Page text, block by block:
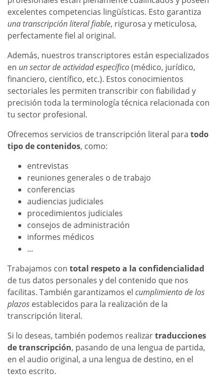
excelentes competencias lingüísticas. Esto garantiza
una transcripción literal fiable, rigurosa y meticulosa,
perfectamente fiel al original.
Además, nuestros transcriptores están especializados
en un sector de actividad específico(médico, jurídico,
financiero, científico, etc.). Estos conocimientos
sectoriales les permiten transcribir con fiabilidad y
precisión toda la terminología técnica relacionada con
tu sector profesional.
Ofrecemos servicios de transcripción literal para todo
tipo de contenidos, como:
entrevistas
reuniones generales o de trabajo
conferencias
audiencias judiciales
procedimientos judiciales
consejos de administración
informes médicos
...
Trabajamos con total respeto a la confidencialidad
detus datos personales y del contenido que nos
facilitas. También garantizamos el cumplimiento de los
plazos establecidos para la realización de la
transcripción literal.
Si lo deseas, también podemos realizartraducciones
de transcripción, pasando de una lengua de partida,
en el audio original, a una lengua de destino, en el
texto escrito.